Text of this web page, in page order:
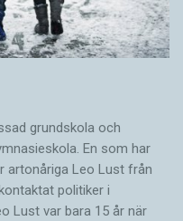
grundskola och
En som har
artonåriga Leo Lust från
politiker i
Lust var bara 15 år när